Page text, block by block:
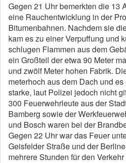
Gegen 21 Uhr bemerkten die 13
eine Rauchentwicklung in der
Bitumenbahnen. Nachdem sie
kam es zu einer Verpuffung und
schlugen Flammen aus dem
ein Großteil der etwa 90 Meter
und zwölf Meter hohen Fabrik.
meterhoch aus dem Dach und
starke, laut Polizei jedoch nicht
300 Feuerwehrleute aus der
Bamberg sowie der
und Bosch waren bei der
Gegen 22 Uhr war das Feuer
Geisfelder Straße und der
mehrere Stunden für den